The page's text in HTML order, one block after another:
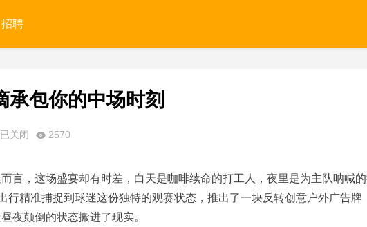
招聘
承包你的中场时刻
关闭 2570
言，这场盛宴却有时差，白天是咖啡续命的打工人，夜里是为主队呐喊
行精准捕捉到球迷这份独特的观赛状态，推出了一块反转创意户外广告牌
夜颠倒的状态搬进了现实。